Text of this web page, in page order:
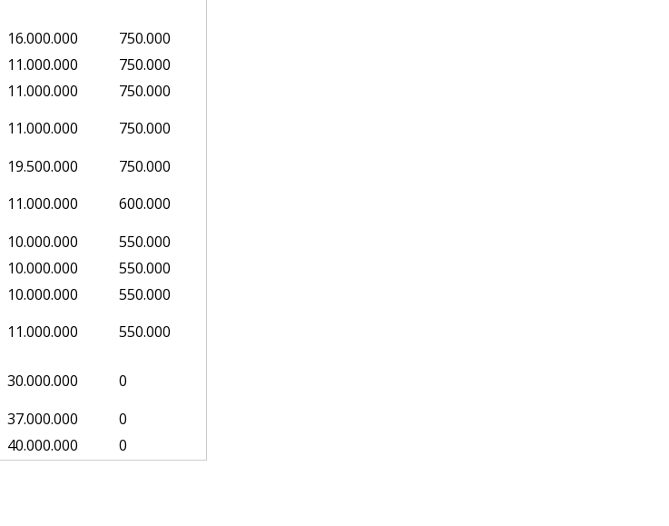
16.000.000
750.000
11.000.000
750.000
11.000.000
750.000
11.000.000
750.000
19.500.000
750.000
11.000.000
600.000
10.000.000
550.000
10.000.000
550.000
10.000.000
550.000
11.000.000
550.000
30.000.000
0
37.000.000
0
40.000.000 0